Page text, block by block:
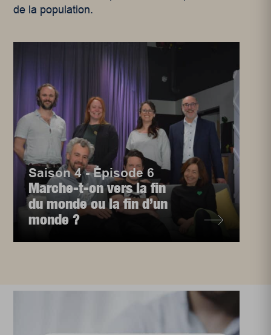
de la population.
Saison 4 - Épisode 6
Marche-t-on vers la fin
du monde ou la fin d’un
monde ?